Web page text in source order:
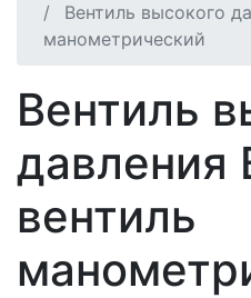
Вентиль высокого
манометрический
Вентиль
давления
вентиль